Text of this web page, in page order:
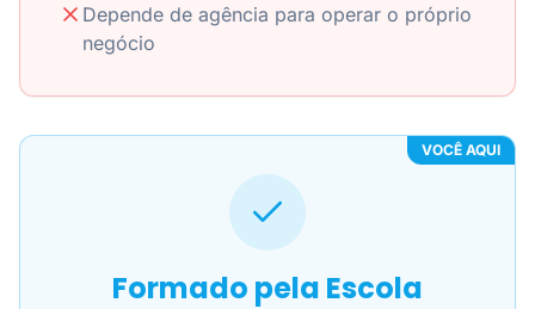
Depende de agência para operar o próprio
negócio
VOCÊ AQUI
Formado pela Escola